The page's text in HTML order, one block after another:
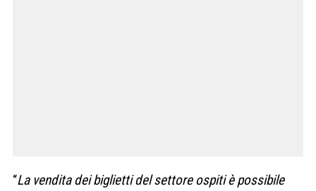
“La vendita dei biglietti del settore ospiti è possibile